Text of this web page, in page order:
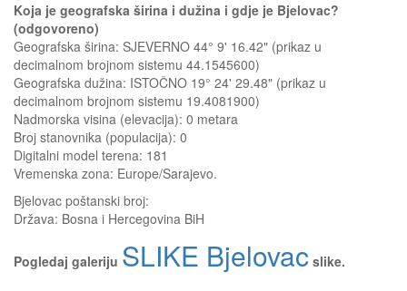
Koja je geografska širina i dužina i gdje je Bjelovac?
(odgovoreno)
Geografska širina: SJEVERNO 44° 9' 16.42" (prikaz u
decimalnom brojnom sistemu 44.1545600)
Geografska dužina: ISTOČNO 19° 24' 29.48" (prikaz u
decimalnom brojnom sistemu 19.4081900)
Nadmorska visina (elevacija): 0 metara
Broj stanovnika (populacija): 0
Digitalni model terena: 181
Vremenska zona: Europe/Sarajevo.
Bjelovac poštanski broj:
Država: Bosna i Hercegovina BiH
Pogledaj galeriju SLIKE Bjelovac slike.